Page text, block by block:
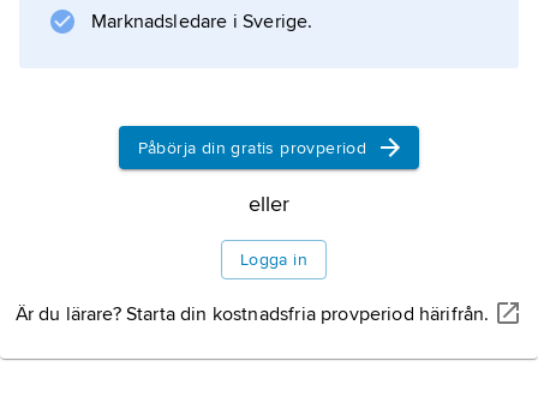
baserades på japanska Suzuki- och Honda-
Information om artikeln
Marknadsledare i Sverige.
Påbörja din gratis provperiod
eller
Logga in
Är du lärare? Starta din kostnadsfria provperiod härifrån.